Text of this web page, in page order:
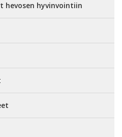
hevosen hyvinvointiin